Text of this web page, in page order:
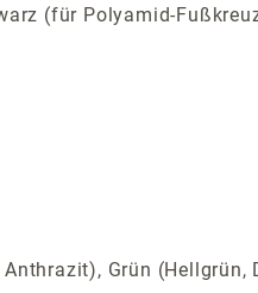
(für Polyamid-
Grün